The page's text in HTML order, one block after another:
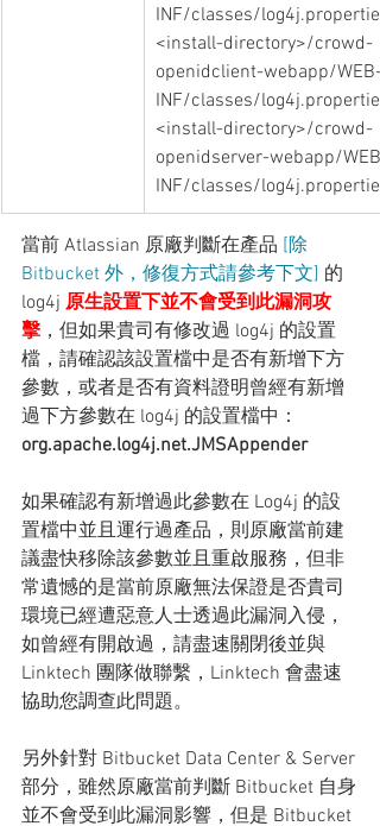
INF/classes/log4j.properties
<install-directory>/crowd-
openidclient-webapp/WEB-
INF/classes/log4j.properties
<install-directory>/crowd-
openidserver-webapp/WEB-
INF/classes/log4j.properties
當前 Atlassian 原廠判斷在產品 [除
Bitbucket 外，修復方式請參考下文] 的
log4j 原生設置下並不會受到此漏洞攻
擊 ，但如果貴司有修改過 log4j 的設置
檔，請確認該設置檔中是否有新增下方
參數，或者是否有資料證明曾經有新增
過下方參數在 log4j 的設置檔中：
org.apache.log4j.net.JMSAppender
如果確認有新增過此參數在 Log4j 的設
置檔中並且運行過產品，則原廠當前建
議盡快移除該參數並且重啟服務，但非
常遺憾的是當前原廠無法保證是否貴司
環境已經遭惡意人士透過此漏洞入侵，
如曾經有開啟過，請盡速關閉後並與
Linktech 團隊做聯繫，Linktech 會盡速
協助您調查此問題。
另外針對 Bitbucket Data Center & Server
部分，雖然原廠當前判斷 Bitbucket 自身
並不會受到此漏洞影響，但是 Bitbucket